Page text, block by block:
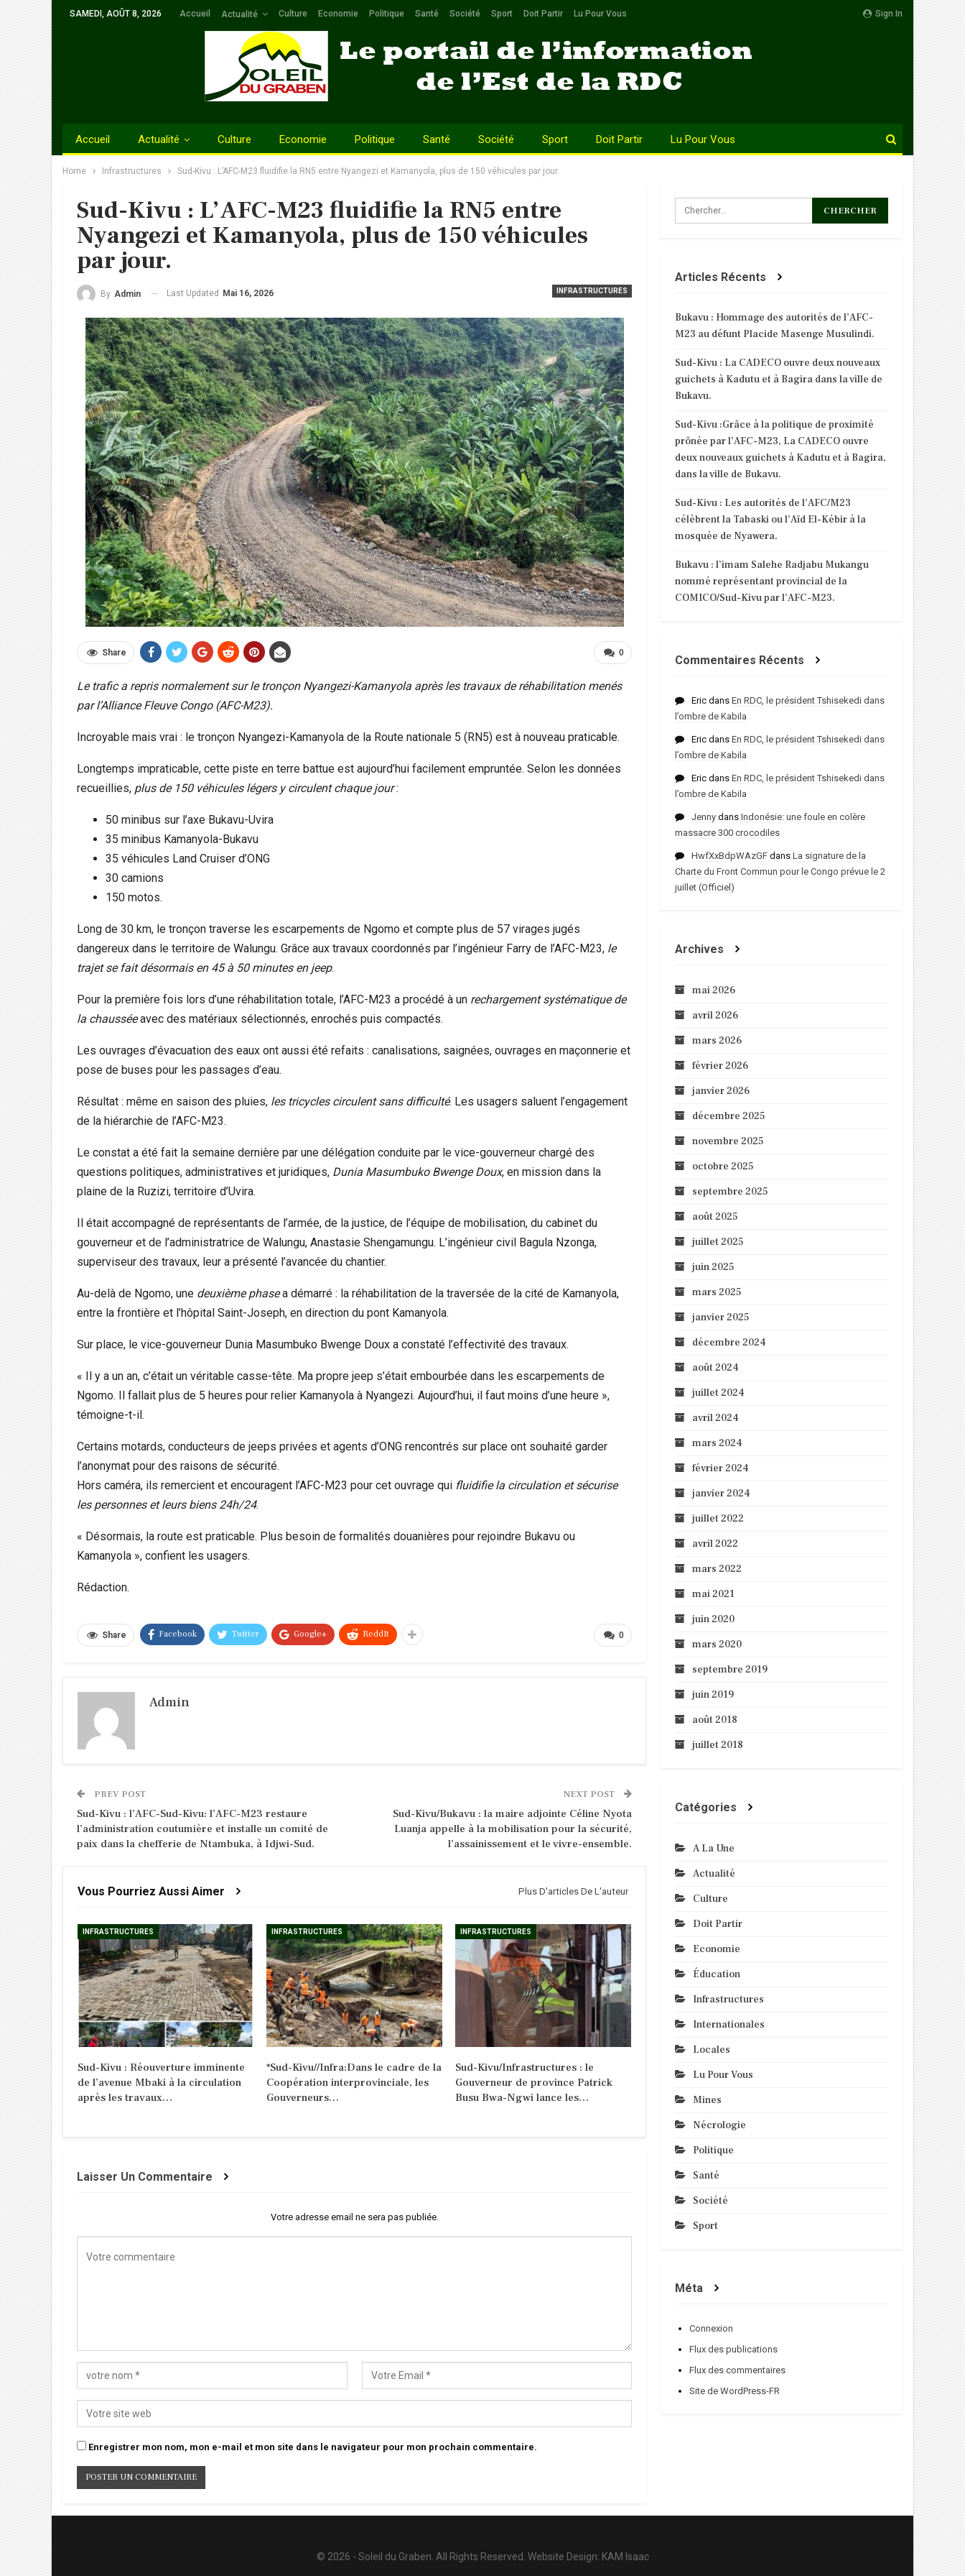
Sign In
SAMEDI, AOÛT 8, 2026 Accueil Actualité Culture Economie Politique Santé Société Sport Doit Partir Lu Pour Vous
Accueil Actualité Culture Economie Politique Santé Société Sport Doit Partir Lu Pour Vous
Home Infrastructures Sud-Kivu : L’AFC-M23 fluidifie la RN5 entre Nyangezi et Kamanyola, plus de 150 véhicules par jour.
Sud-Kivu : L’AFC-M23 fluidifie la RN5 entre
Nyangezi et Kamanyola, plus de 150 véhicules
par jour.
INFRASTRUCTURES
By Admin Last Updated Mai 16, 2026
0
Share
Le trafic a repris normalement sur le tronçon Nyangezi-Kamanyola après les travaux de réhabilitation menés
par l’Alliance Fleuve Congo (AFC-M23).
Incroyable mais vrai : le tronçon Nyangezi-Kamanyola de la Route nationale 5 (RN5) est à nouveau praticable.
Longtemps impraticable, cette piste en terre battue est aujourd’hui facilement empruntée. Selon les données
recueillies, plus de 150 véhicules légers y circulent chaque jour:
50 minibus sur l’axe Bukavu-Uvira
35 minibus Kamanyola-Bukavu
35 véhicules Land Cruiser d’ONG
30 camions
150 motos.
Long de 30 km, le tronçon traverse les escarpements de Ngomo et compte plus de 57 virages jugés
dangereux dans le territoire de Walungu. Grâce aux travaux coordonnés par l’ingénieur Farry de l’AFC-M23, le
trajet se fait désormais en 45 à 50 minutes en jeep.
Pour la première fois lors d’une réhabilitation totale, l’AFC-M23 a procédé à un rechargement systématique de
la chausséeavec des matériaux sélectionnés, enrochés puis compactés.
Les ouvrages d’évacuation des eaux ont aussi été refaits : canalisations, saignées, ouvrages en maçonnerie et
pose de buses pour les passages d’eau.
Résultat : même en saison des pluies, les tricycles circulent sans difficulté. Les usagers saluent l’engagement
de la hiérarchie de l’AFC-M23.
Le constat a été fait la semaine dernière par une délégation conduite par le vice-gouverneur chargé des
questions politiques, administratives et juridiques, Dunia Masumbuko Bwenge Doux, en mission dans la
plaine de la Ruzizi, territoire d’Uvira.
Il était accompagné de représentants de l’armée, de la justice, de l’équipe de mobilisation, du cabinet du
gouverneur et de l’administratrice de Walungu, Anastasie Shengamungu. L’ingénieur civil Bagula Nzonga,
superviseur des travaux, leur a présenté l’avancée du chantier.
Au-delà de Ngomo, une deuxième phasea démarré : la réhabilitation de la traversée de la cité de Kamanyola,
entre la frontière et l’hôpital Saint-Joseph, en direction du pont Kamanyola.
Sur place, le vice-gouverneur Dunia Masumbuko Bwenge Doux a constaté l’effectivité des travaux.
« Il y a un an, c’était un véritable casse-tête. Ma propre jeep s’était embourbée dans les escarpements de
Ngomo. Il fallait plus de 5 heures pour relier Kamanyola à Nyangezi. Aujourd’hui, il faut moins d’une heure »,
témoigne-t-il.
Certains motards, conducteurs de jeeps privées et agents d’ONG rencontrés sur place ont souhaité garder
l’anonymat pour des raisons de sécurité.
Hors caméra, ils remercient et encouragent l’AFC-M23 pour cet ouvrage qui fluidifie la circulation et sécurise
les personnes et leurs biens 24h/24.
« Désormais, la route est praticable. Plus besoin de formalités douanières pour rejoindre Bukavu ou
Kamanyola », confient les usagers.
Rédaction.
0
Share Facebook Twitter Google+ ReddIt
Admin
PREV POST
Sud-Kivu : l’AFC-Sud-Kivu: l’AFC-M23 restaure
l’administration coutumière et installe un comité de
paix dans la chefferie de Ntambuka, à Idjwi-Sud.
NEXT POST
Sud-Kivu/Bukavu : la maire adjointe Céline Nyota
Luanja appelle à la mobilisation pour la sécurité,
l’assainissement et le vivre-ensemble.
Vous Pourriez Aussi Aimer Plus D'articles De L'auteur
INFRASTRUCTURES
Sud-Kivu : Réouverture imminente
de l’avenue Mbaki à la circulation
après les travaux…
INFRASTRUCTURES
*Sud-Kivu//Infra:Dans le cadre de la
Coopération interprovinciale, les
Gouverneurs…
INFRASTRUCTURES
Sud-Kivu/Infrastructures : le
Gouverneur de province Patrick
Busu Bwa-Ngwi lance les…
Laisser Un Commentaire
Votre adresse email ne sera pas publiée.
Enregistrer mon nom, mon e-mail et mon site dans le navigateur pour mon prochain commentaire.
Articles Récents
Bukavu : Hommage des autorités de l’AFC-
M23 au défunt Placide Masenge Musulindi.
Sud-Kivu : La CADECO ouvre deux nouveaux
guichets à Kadutu et à Bagira dans la ville de
Bukavu.
Sud-Kivu :Grâce à la politique de proximité
prônée par l’AFC-M23, La CADECO ouvre
deux nouveaux guichets à Kadutu et à Bagira,
dans la ville de Bukavu.
Sud-Kivu : Les autorités de l’AFC/M23
célèbrent la Tabaski ou l’Aïd El-Kébir à la
mosquée de Nyawera.
Bukavu : l’imam Salehe Radjabu Mukangu
nommé représentant provincial de la
COMICO/Sud-Kivu par l’AFC-M23.
Commentaires Récents
Eric dans En RDC, le président Tshisekedi dans
l’ombre de Kabila
Eric dans En RDC, le président Tshisekedi dans
l’ombre de Kabila
Eric dans En RDC, le président Tshisekedi dans
l’ombre de Kabila
Jenny dans Indonésie: une foule en colère
massacre 300 crocodiles
HwfXxBdpWAzGF dans La signature de la
Charte du Front Commun pour le Congo prévue le 2
juillet (Officiel)
Archives
mai 2026
avril 2026
mars 2026
février 2026
janvier 2026
décembre 2025
novembre 2025
octobre 2025
septembre 2025
août 2025
juillet 2025
juin 2025
mars 2025
janvier 2025
décembre 2024
août 2024
juillet 2024
avril 2024
mars 2024
février 2024
janvier 2024
juillet 2022
avril 2022
mars 2022
mai 2021
juin 2020
mars 2020
septembre 2019
juin 2019
août 2018
juillet 2018
Catégories
A La Une
Actualité
Culture
Doit Partir
Economie
Éducation
Infrastructures
Internationales
Locales
Lu Pour Vous
Mines
Nécrologie
Politique
Santé
Société
Sport
Méta
Connexion
Flux des publications
Flux des commentaires
Site de WordPress-FR
© 2026 - Soleil du Graben. All Rights Reserved. Website Design: KAM Isaac